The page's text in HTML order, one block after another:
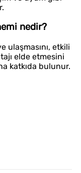
nedir?
ulaşmasını, etkili
elde etmesini
katkıda bulunur.